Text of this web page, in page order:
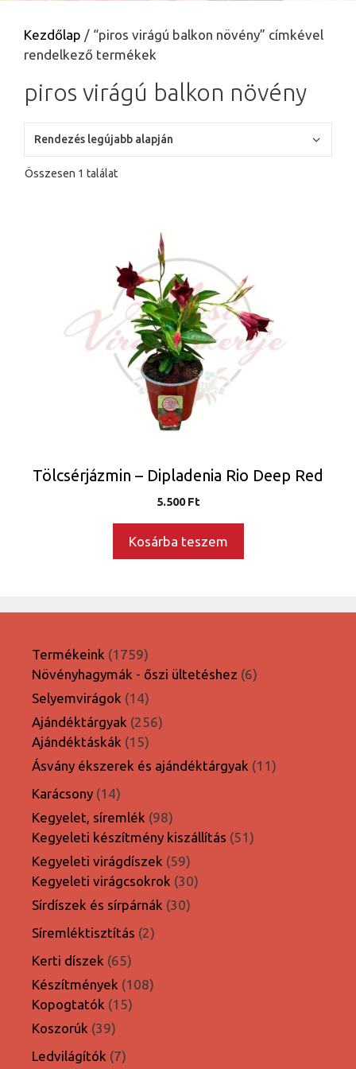
Kezdőlap / “piros virágú balkon növény” címkével
rendelkező termékek
piros virágú balkon növény
Összesen 1 találat
Tölcsérjázmin – Dipladenia Rio Deep Red
5.500Ft
Kosárba teszem
Termékeink 17591759
termék
Növényhagymák - őszi ültetéshez 66
Selyemvirágok 1414
termék
Ajándéktárgyak 256256
Ajándéktáskák 1515
termék
Ásvány ékszerek és ajándéktárgyak 1111
Karácsony 1414
termék
Kegyelet, síremlék 9898
termék
Kegyeleti készítmény kiszállítás 5151
Kegyeleti virágdíszek 5959
termék
Kegyeleti virágcsokrok 3030
Sírdíszek és sírpárnák 3030
Síremléktisztítás 22
Kerti díszek 6565
termék
Készítmények 108108
Kopogtatók 1515
Koszorúk 3939
termék
Ledvilágítók 77